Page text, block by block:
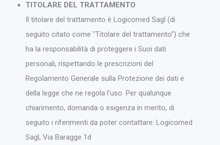
TITOLARE DEL TRATTAMENTO
Il titolare del trattamento è Logicomed Sagl (di
seguito citato come "Titolare del trattamento") che
ha la responsabilità di proteggere i Suoi dati
personali, rispettando le prescrizioni del
Regolamento Generale sulla Protezione dei dati e
della legge che ne regola l’uso. Per qualunque
chiarimento, domanda o esigenza in merito, di
seguito i riferimenti da poter contattare: Logicomed
Sagl, Via Baragge 1d